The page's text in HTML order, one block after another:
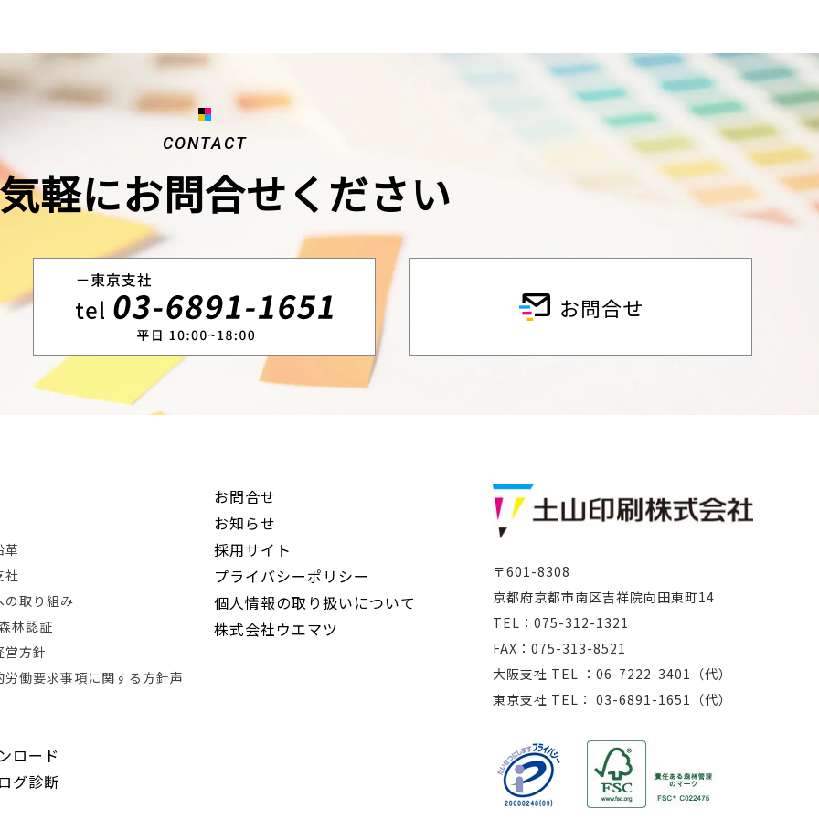
CONTACT
軽にお問合せください
お問合せ
革
社
の取り組み
林認証
営方針
労働要求事項に関する方針声
ロード
グ診断
お問合せ
お知らせ
採用サイト
プライバシーポリシー
個人情報の取り扱いについて
株式会社ウエマツ
〒601-8308
京都府京都市南区吉祥院向田東町14
TEL：075-312-1321
FAX：075-313-8521
大阪支社 TEL ：06-7222-3401（代）
東京支社 TEL： 03-6891-1651（代）